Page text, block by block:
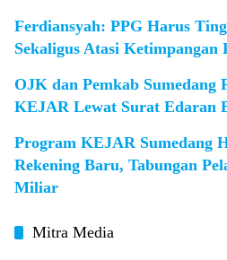
Ferdiansyah: PPG Harus
Sekaligus Atasi Ketimpangan
OJK dan Pemkab Sumedang
KEJAR Lewat Surat Edaran
Program KEJAR Sumedang
Rekening Baru, Tabungan
Miliar
Mitra Media